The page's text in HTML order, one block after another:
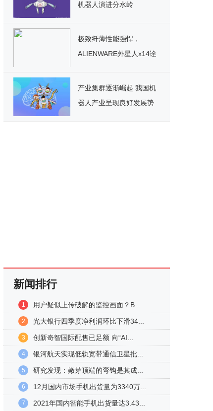
机器人演进分水岭
极致纤薄性能强悍，
ALIENWARE外星人x14诠
产业集群逐渐崛起 我国机
器人产业呈现良好发展势
新闻排行
1 用户疑似上传破解的监控画面？B...
2 光大银行四季度净利润环比下滑34...
3 创新奇智国际配售已足额 向“AI...
4 银河航天实现低轨宽带通信卫星批...
5 研究发现：嫩芽顶端的弯钩是其成...
6 12月国内市场手机出货量为3340万...
7 2021年国内智能手机出货量达3.43...